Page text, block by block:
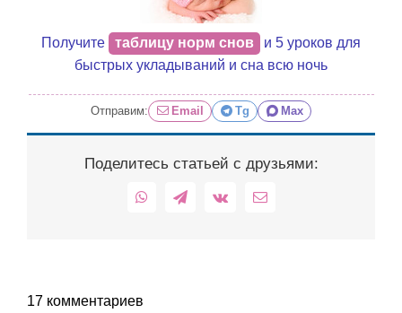
Получите таблицу норм снов
и 5 уроков для
быстрых укладываний и сна всю ночь
Отправим: Email Tg Max
Поделитесь статьей с друзьями:
WhatsAppTelegram
Vk Email
17 комментариев